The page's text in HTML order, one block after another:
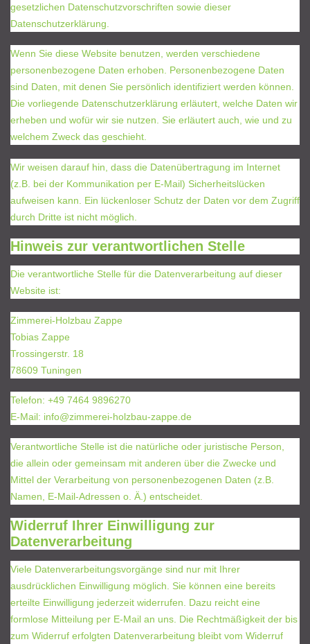
gesetzlichen Datenschutzvorschriften sowie dieser
Datenschutzerklärung.
Wenn Sie diese Website benutzen, werden verschiedene
personenbezogene Daten erhoben. Personenbezogene Daten
sind Daten, mit denen Sie persönlich identifiziert werden können.
Die vorliegende Datenschutzerklärung erläutert, welche Daten wir
erheben und wofür wir sie nutzen. Sie erläutert auch, wie und zu
welchem Zweck das geschieht.
Wir weisen darauf hin, dass die Datenübertragung im Internet
(z.B. bei der Kommunikation per E-Mail) Sicherheitslücken
aufweisen kann. Ein lückenloser Schutz der Daten vor dem Zugriff
durch Dritte ist nicht möglich.
Hinweis zur verantwortlichen Stelle
Die verantwortliche Stelle für die Datenverarbeitung auf dieser
Website ist:
Zimmerei-Holzbau Zappe
Tobias Zappe
Trossingerstr. 18
78609 Tuningen
Telefon: +49 7464 9896270
E-Mail: info@zimmerei-holzbau-zappe.de
Verantwortliche Stelle ist die natürliche oder juristische Person,
die allein oder gemeinsam mit anderen über die Zwecke und
Mittel der Verarbeitung von personenbezogenen Daten (z.B.
Namen, E-Mail-Adressen o. Ä.) entscheidet.
Widerruf Ihrer Einwilligung zur
Datenverarbeitung
Viele Datenverarbeitungsvorgänge sind nur mit Ihrer
ausdrücklichen Einwilligung möglich. Sie können eine bereits
erteilte Einwilligung jederzeit widerrufen. Dazu reicht eine
formlose Mitteilung per E-Mail an uns. Die Rechtmäßigkeit der bis
zum Widerruf erfolgten Datenverarbeitung bleibt vom Widerruf